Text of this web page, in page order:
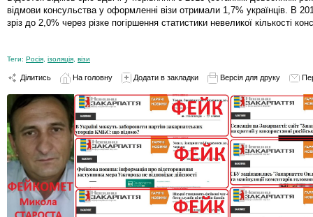
відмови консульства у оформленні візи отримали 1,7% українців. В
зріз до 2,0% через різке погіршення статистики невеликої кількості
Теги: Росія ізоляція візи
Ділитись На головну Додати в закладки Версія для друку